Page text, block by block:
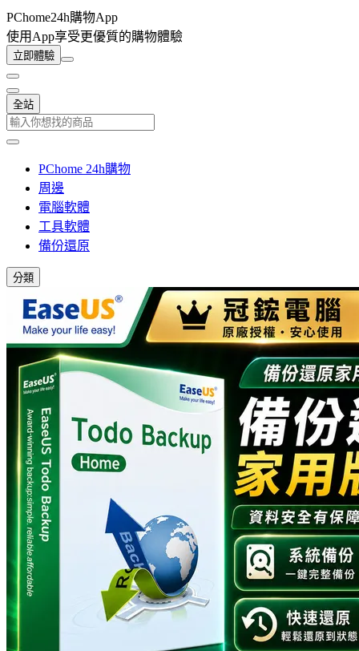
PChome24h購物App
使用App享受更優質的購物體驗
立即體驗
全站
PChome 24h購物
周邊
電腦軟體
工具軟體
備份還原
分類